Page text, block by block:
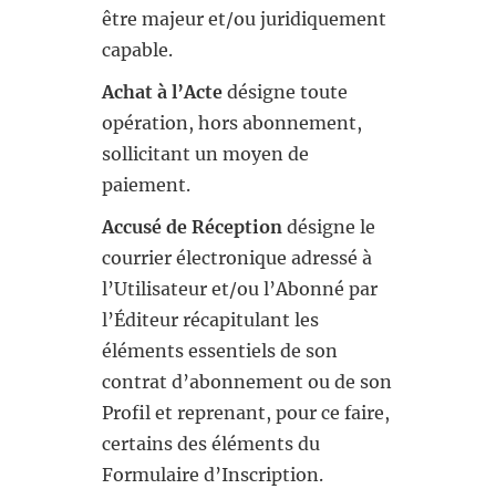
être majeur et/ou juridiquement
capable.
Achat à l’Acte désigne toute
opération, hors abonnement,
sollicitant un moyen de
paiement.
Accusé de Réception désigne le
courrier électronique adressé à
l’Utilisateur et/ou l’Abonné par
l’Éditeur récapitulant les
éléments essentiels de son
contrat d’abonnement ou de son
Profil et reprenant, pour ce faire,
certains des éléments du
Formulaire d’Inscription.